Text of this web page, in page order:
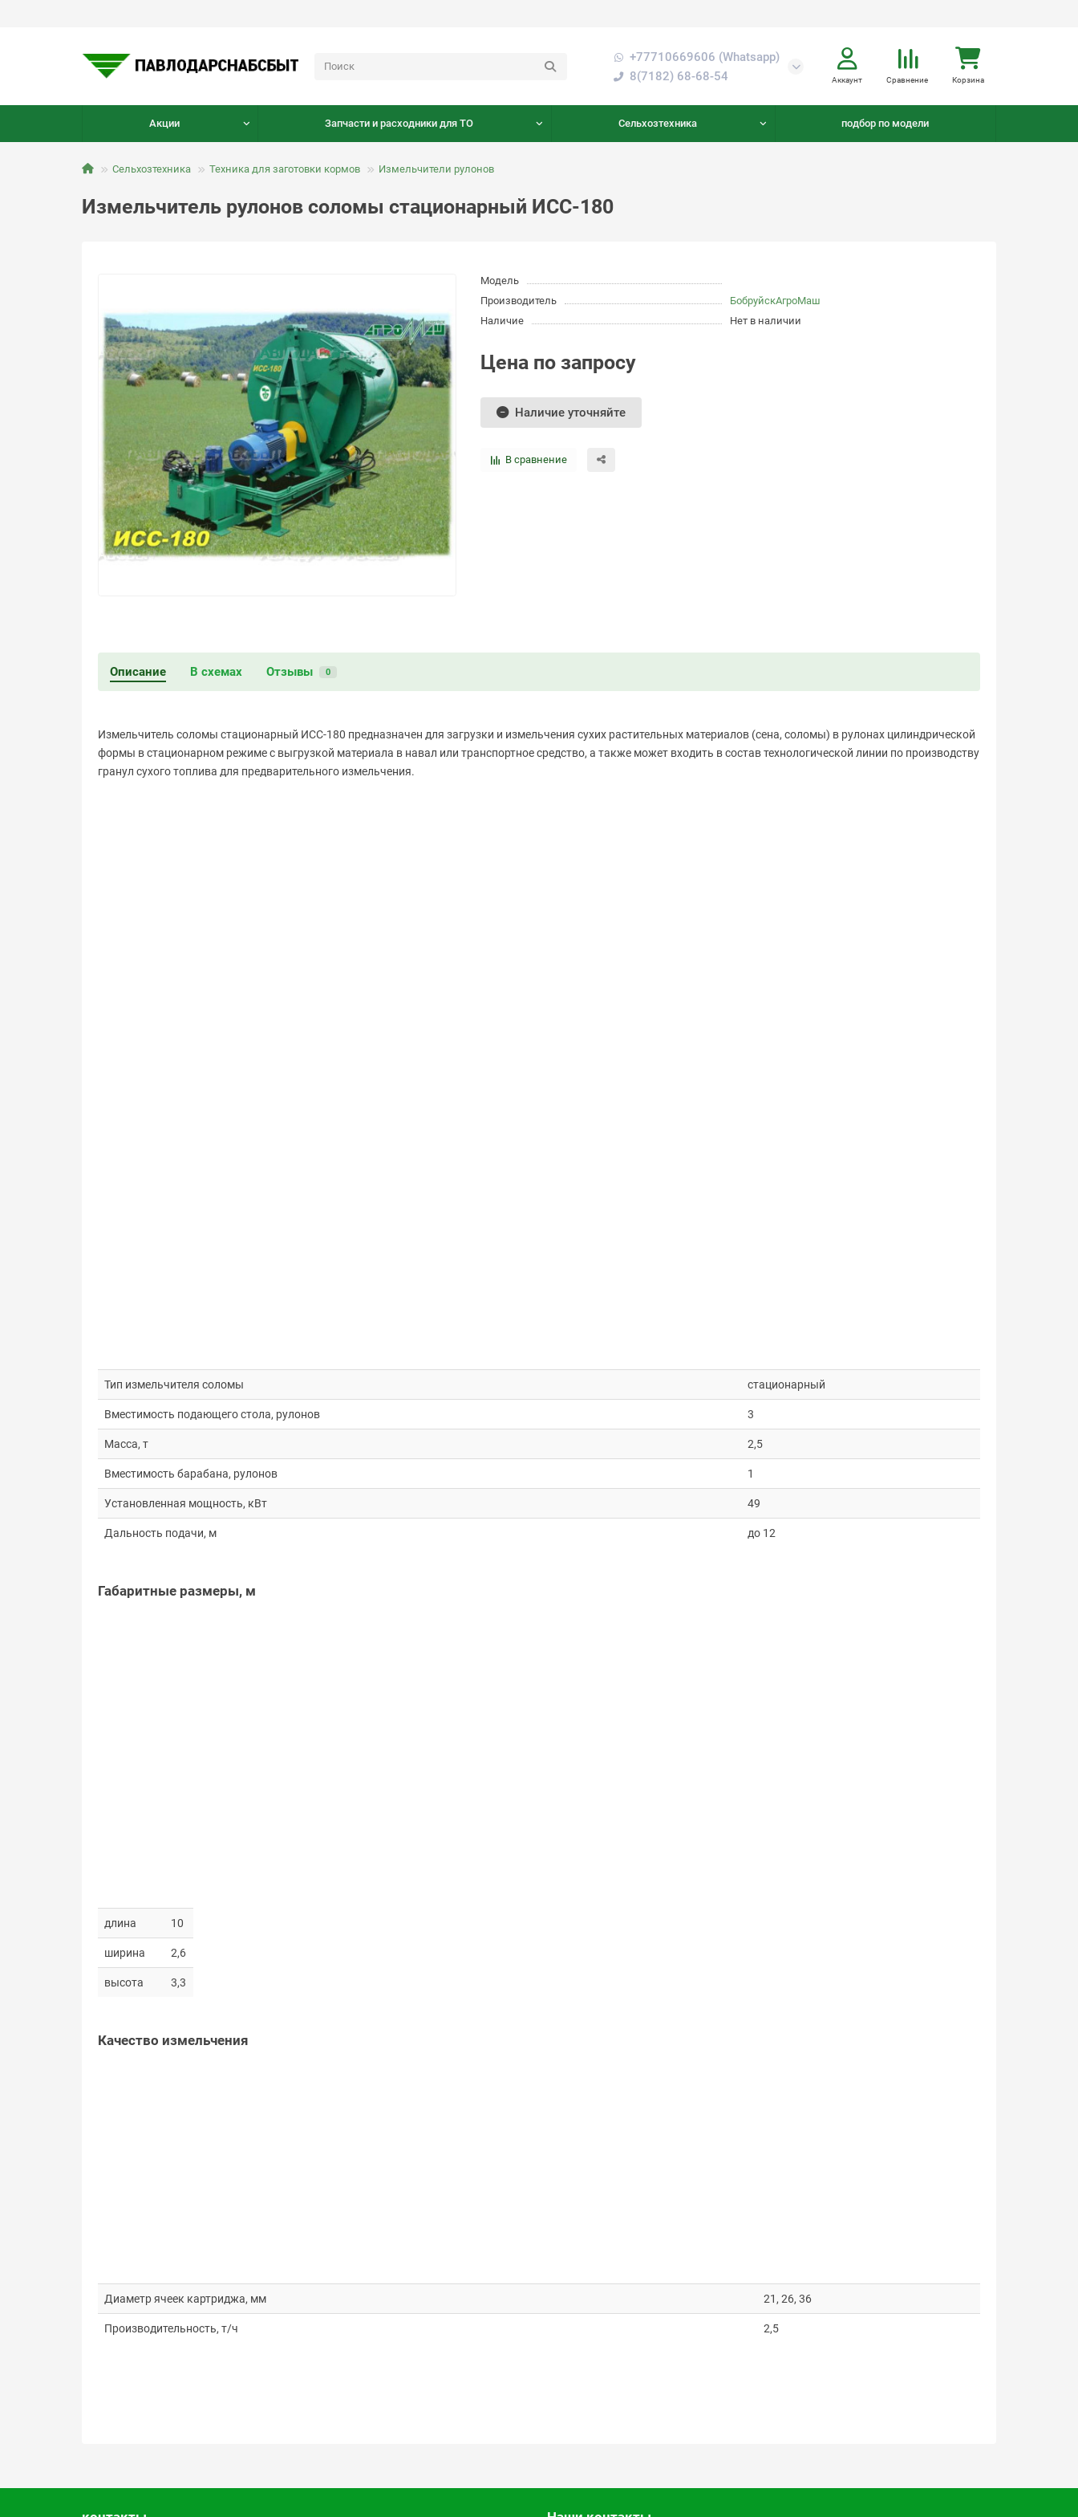
+77710669606 (Whatsapp)
8(7182) 68-68-54
Аккаунт Сравнение Корзина
Акции Запчасти и расходники для ТО Сельхозтехника подбор по модели
Сельхозтехника Техника для заготовки кормов Измельчители рулонов
Измельчитель рулонов соломы стационарный ИСС-180
Модель
Производитель
БобруйскАгроМаш
Наличие
Нет в наличии
Цена по запросу
Наличие уточняйте
В сравнение
Описание В схемах Отзывы 0
Измельчитель соломы стационарный ИСС-180 предназначен для загрузки и измельчения сухих растительных материалов (сена, соломы) в рулонах цилиндрической
формы в стационарном режиме с выгрузкой материала в навал или транспортное средство, а также может входить в состав технологической линии по производству
гранул сухого топлива для предварительного измельчения.
Тип измельчителя соломы стационарный
Вместимость подающего стола, рулонов 3
Масса, т 2,5
Вместимость барабана, рулонов 1
Установленная мощность, кВт 49
Дальность подачи, м до 12
Габаритные размеры, м
длина 10
ширина 2,6
высота 3,3
Качество измельчения
Диаметр ячеек картриджа, мм 21, 26, 36
Производительность, т/ч 2,5